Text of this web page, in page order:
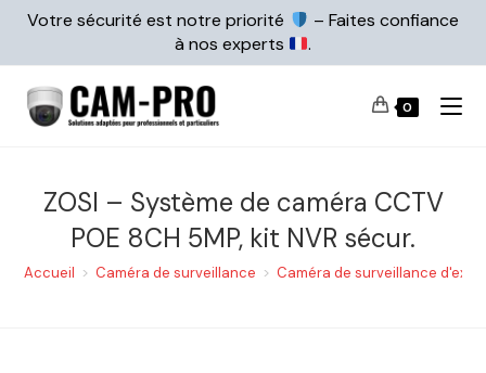
Votre sécurité est notre priorité
– Faites confiance
à nos experts
.
0
ZOSI – Système de caméra CCTV
POE 8CH 5MP, kit NVR sécur.
Accueil > Caméra de surveillance > Caméra de surveillance